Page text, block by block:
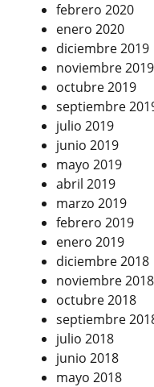
febrero 2020
enero 2020
diciembre 2019
noviembre 2019
octubre 2019
septiembre
julio 2019
junio 2019
mayo 2019
abril 2019
marzo 2019
febrero 2019
enero 2019
diciembre 2018
noviembre 2018
octubre 2018
septiembre
julio 2018
junio 2018
mayo 2018